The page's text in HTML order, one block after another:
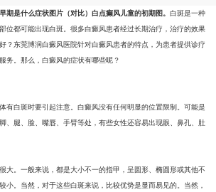
期是什么症状图片（对比）白点癫风儿童的初期图。白斑是一种
位都可能出现白斑。很多白癜风患者经过长期治疗，治疗的效果
？东莞博润白癜风医院针对白癜风患者的特点，为患者提供诊疗
务。那么，白癜风的症状有哪些呢？
白斑时要引起注意。白癜风没有任何明显的位置限制。可能是
、腿、脸、嘴唇、手臂等处，有些女性还容易出现眼、鼻孔、肚
。一般来说，都是大小不一的指甲，呈圆形、椭圆形或其他不
小。当然，对于这些白斑来说，比较优势是显而易见的。当然，